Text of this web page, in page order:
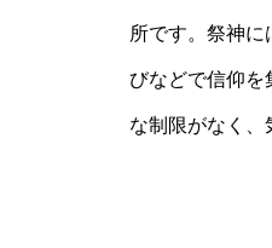
所です。祭神
びなどで信仰を
な制限がなく、